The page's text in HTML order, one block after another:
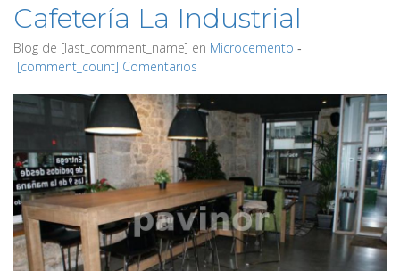
Cafetería La Industrial
Blog de [last_comment_name] en Microcemento ‐
[comment_count] Comentarios